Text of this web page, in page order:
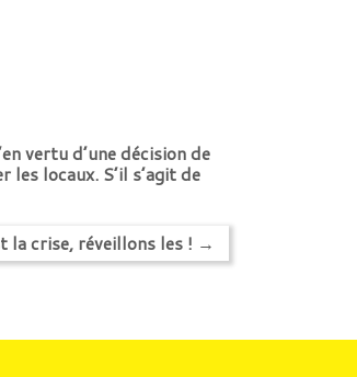
vertu d’une décision de
locaux. S’il s’agit de
la crise, réveillons les ! →